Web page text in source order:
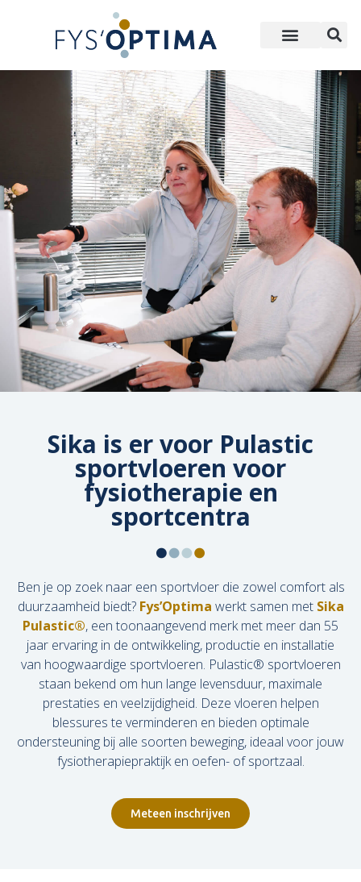
Sika is er voor Pulastic
sportvloeren voor
fysiotherapie en
sportcentra
Ben je op zoek naar een sportvloer die zowel comfort als
duurzaamheid biedt? Fys’Optima werkt samen metSika
Pulastic®, een toonaangevend merk met meer dan 55
jaar ervaring in de ontwikkeling, productie en installatie
van hoogwaardige sportvloeren. Pulastic® sportvloeren
staan bekend om hun lange levensduur, maximale
prestaties en veelzijdigheid. Deze vloeren helpen
blessures te verminderen en bieden optimale
ondersteuning bij alle soorten beweging, ideaal voor jouw
fysiotherapiepraktijk en oefen- of sportzaal.
Meteen inschrijven